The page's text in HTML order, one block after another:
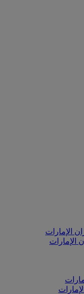
الإمارات
الإمارات